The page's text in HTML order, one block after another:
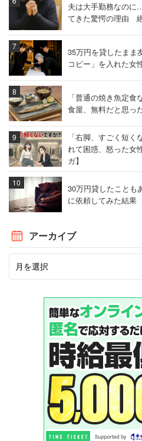
夫は大手勤務なのに
てきた驚愕の理由
35万円を貸したまま
コピー」を入れた女
「普通の焼き魚定
食屋、無料だと思っ
「右脚、すごく短
れて困惑、怒った
ガ】
30万円貸したことも
に依頼してみた結果
アーカイブ